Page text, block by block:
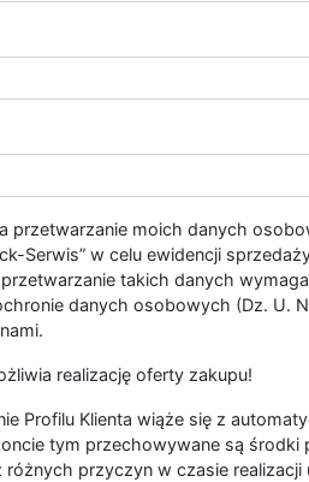
przetwarzanie moich danych
Serwis” w celu ewidencji
takich danych
danych osobowych (Dz. U.
realizację oferty zakupu!
Profilu Klienta wiąże się z
tym przechowywane są środki
różnych przyczyn w czasie realizacji